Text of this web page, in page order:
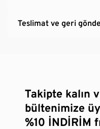
Teslimat ve geri
Takipte kalın
bültenimize
%10 İNDİRİM